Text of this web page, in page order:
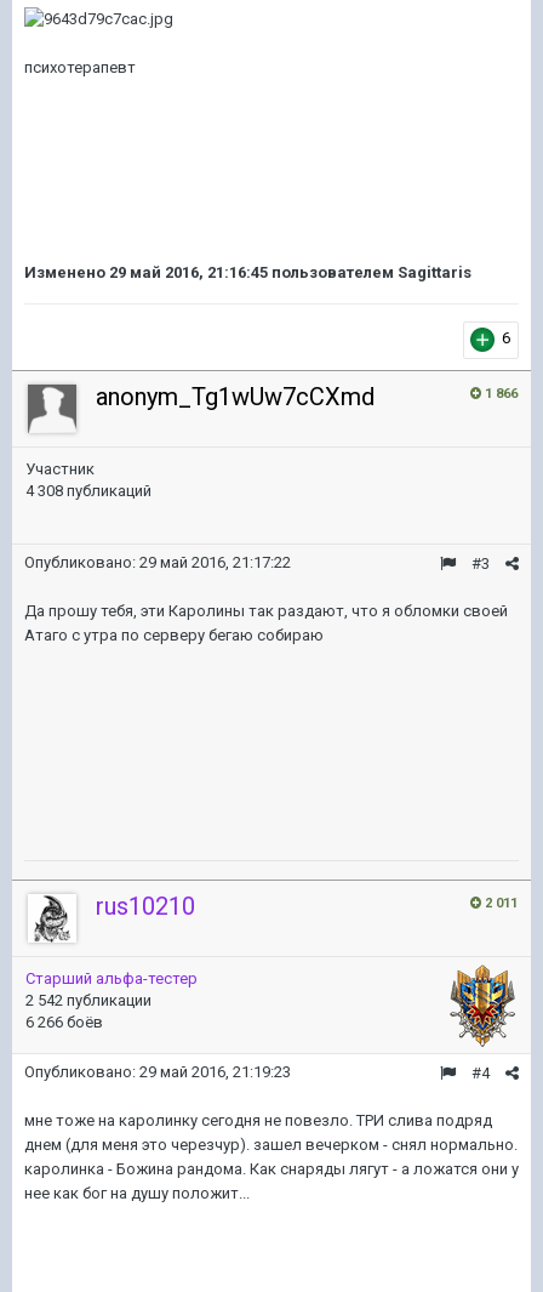
психотерапевт
Изменено 29 май 2016, 21:16:45 пользователем Sagittaris
6
1 866
anonym_Tg1wUw7cCXmd
Участник
4 308 публикаций
#3
Опубликовано: 29 май 2016, 21:17:22
Да прошу тебя, эти Каролины так раздают, что я обломки своей
Атаго с утра по серверу бегаю собираю
2 011
rus10210
Старший альфа-тестер
2 542 публикации
6 266 боёв
#4
Опубликовано: 29 май 2016, 21:19:23
мне тоже на каролинку сегодня не повезло. ТРИ слива подряд
днем (для меня это черезчур). зашел вечерком - снял нормально.
каролинка - Божина рандома. Как снаряды лягут - а ложатся они у
нее как бог на душу положит...